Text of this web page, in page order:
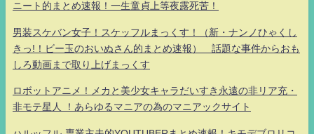
ニート的まとめ速報！一生童貞上等夜露死苦！
男装スケバン女子！スケッフルまっくす！（新・ナンノひゃくし
きっ!！ビー玉のおいぬさん的まとめ速報） 話題な事件からおも
しろ動画まで取り上げまっくす
ロボットアニメ！メカと美少女キャラだいすき永遠の非リア充・
非モテ星人 ！あらゆるマニアの為のマニアックサイト